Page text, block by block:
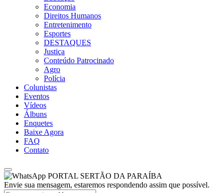
Economia
Direitos Humanos
Entretenimento
Esportes
DESTAQUES
Justiça
Conteúdo Patrocinado
Agro
Polícia
Colunistas
Eventos
Vídeos
Álbuns
Enquetes
Baixe Agora
FAQ
Contato
PORTAL SERTÃO DA PARAÍBA
Envie sua mensagem, estaremos respondendo assim que possível.